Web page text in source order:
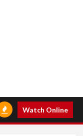
Watch Online